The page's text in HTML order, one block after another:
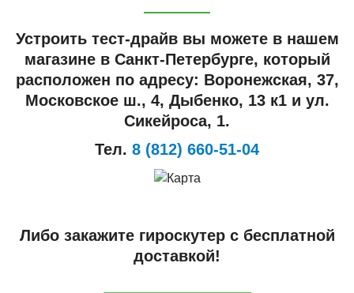
Устроить тест-драйв вы можете в нашем
магазине в Санкт-Петербурге, который
расположен по адресу: Воронежская, 37,
Московское ш., 4, Дыбенко, 13 к1 и ул.
Сикейроса, 1.
Тел. 8 (812) 660-51-04
Либо закажите гироскутер с бесплатной
доставкой!